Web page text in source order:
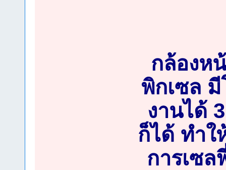
กล้องห
พิกเซล
งานได้
ก็ได้ ทำใ
การเซ